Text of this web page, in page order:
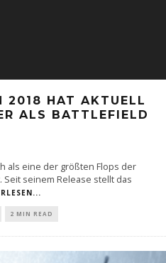
2018 HAT AKTUELL
ALS BATTLEFIELD
als eine der größten Flops der
seinem Release stellt das
2 MIN READ